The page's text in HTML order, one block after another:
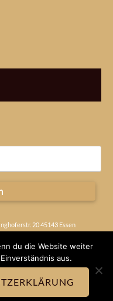
20 45143 Essen
du die Website weiter
aus.